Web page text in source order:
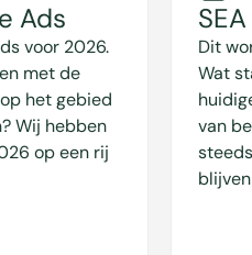
Ads
voor 2026.
met de
het gebied
Wij hebben
op een rij
Dit
Wat
van